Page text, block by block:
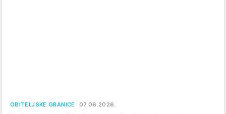
OBITELJSKE GRANICE 07.06.2026.